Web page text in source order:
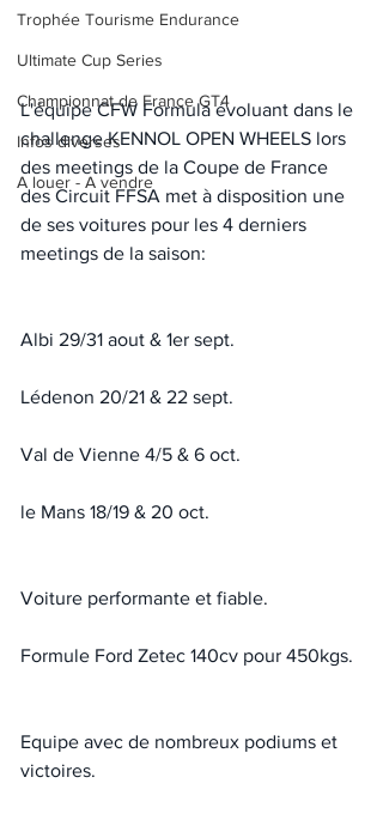
Trophée Tourisme Endurance
Ultimate Cup Series
Championnat de France GT4
Infos diverses
A louer - A vendre
L'équipe CFW Formula évoluant dans le
challenge KENNOL OPEN WHEELS lors
des meetings de la Coupe de France
des Circuit FFSA met à disposition une
de ses voitures pour les 4 derniers
meetings de la saison:
Albi 29/31 aout & 1er sept.
Lédenon 20/21 & 22 sept.
Val de Vienne 4/5 & 6 oct.
le Mans 18/19 & 20 oct.
Voiture performante et fiable.
Formule Ford Zetec 140cv pour 450kgs.
Equipe avec de nombreux podiums et
victoires.